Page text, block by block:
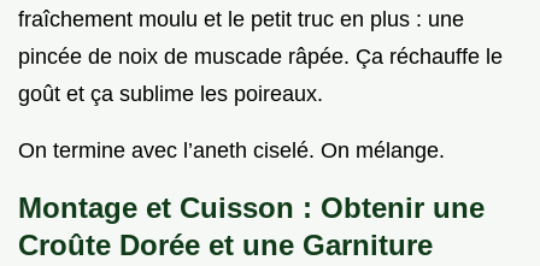
fraîchement moulu et le petit truc en plus : une
pincée de noix de muscade râpée. Ça réchauffe le
goût et ça sublime les poireaux.
On termine avec l’aneth ciselé. On mélange.
Montage et Cuisson : Obtenir une
Croûte Dorée et une Garniture